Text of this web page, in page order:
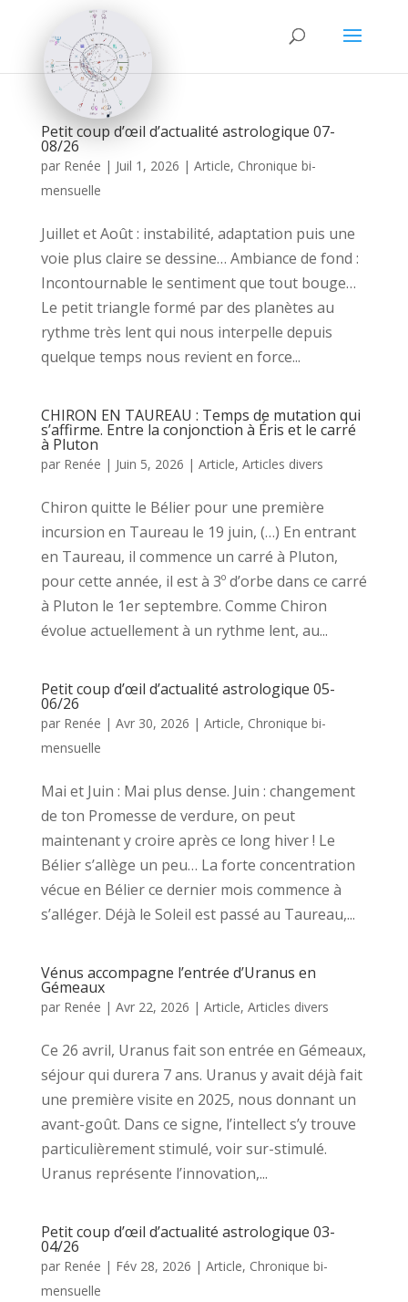
Petit coup d’œil d’actualité astrologique 07-
08/26
par Renée | Juil 1, 2026 | Article, Chronique bi-
mensuelle
Juillet et Août : instabilité, adaptation puis une
voie plus claire se dessine… Ambiance de fond :
Incontournable le sentiment que tout bouge…
Le petit triangle formé par des planètes au
rythme très lent qui nous interpelle depuis
quelque temps nous revient en force...
CHIRON EN TAUREAU : Temps de mutation qui
s’affirme. Entre la conjonction à Éris et le carré
à Pluton
par Renée | Juin 5, 2026 | Article, Articles divers
Chiron quitte le Bélier pour une première
incursion en Taureau le 19 juin, (…) En entrant
en Taureau, il commence un carré à Pluton,
pour cette année, il est à 3º d’orbe dans ce carré
à Pluton le 1er septembre. Comme Chiron
évolue actuellement à un rythme lent, au...
Petit coup d’œil d’actualité astrologique 05-
06/26
par Renée | Avr 30, 2026 | Article, Chronique bi-
mensuelle
Mai et Juin : Mai plus dense. Juin : changement
de ton Promesse de verdure, on peut
maintenant y croire après ce long hiver ! Le
Bélier s’allège un peu… La forte concentration
vécue en Bélier ce dernier mois commence à
s’alléger. Déjà le Soleil est passé au Taureau,...
Vénus accompagne l’entrée d’Uranus en
Gémeaux
par Renée | Avr 22, 2026 | Article, Articles divers
Ce 26 avril, Uranus fait son entrée en Gémeaux,
séjour qui durera 7 ans. Uranus y avait déjà fait
une première visite en 2025, nous donnant un
avant-goût. Dans ce signe, l’intellect s’y trouve
particulièrement stimulé, voir sur-stimulé.
Uranus représente l’innovation,...
Petit coup d’œil d’actualité astrologique 03-
04/26
par Renée | Fév 28, 2026 | Article, Chronique bi-
mensuelle